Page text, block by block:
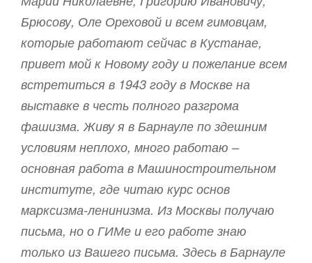
Брюсову, Оле Ореховой и всем гимовцам,
которые работают сейчас в Кустанае,
привет мой к Новому году и пожелание всем
встретиться в 1943 году в Москве на
выставке в честь полного разгрома
фашизма. Живу я в Барнауле по здешним
условиям неплохо, много работаю –
основная работа в Машиностроительном
институте, где читаю курс основ
марксизма-ленинизма. Из Москвы получаю
письма, но о ГИМе и его работе знаю
только из Вашего письма. Здесь в Барнауле